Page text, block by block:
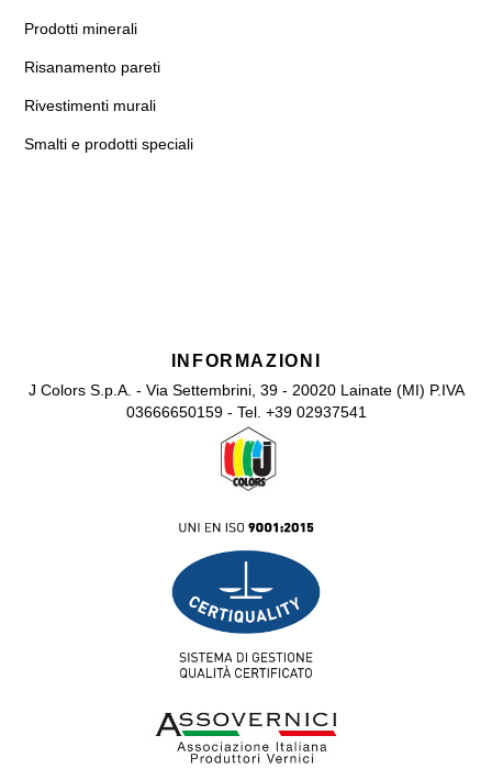
Prodotti minerali
Risanamento pareti
Rivestimenti murali
Smalti e prodotti speciali
INFORMAZIONI
J Colors S.p.A. - Via Settembrini, 39 - 20020 Lainate (MI) P.IVA
03666650159 - Tel. +39 02937541